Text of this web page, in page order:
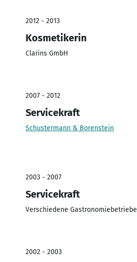
2012 - 2013
Kosmetikerin
Clarins GmbH
2007 - 2012
Servicekraft
Schustermann & Borenstein
2003 - 2007
Servicekraft
Verschiedene Gastronomiebetriebe
2002 - 2003